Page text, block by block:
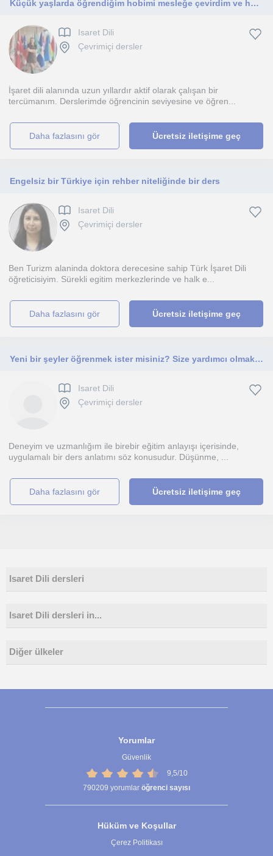
Küçük yaşlarda öğrendiğim hobimi mesleğe çevirdim ve her yaş grubuna İşaret Dili’ni öğretmekten keyif alıyorum.
Isaret Dili
Çevrimiçi dersler
İşaret dili alanında uzun yıllardır aktif olarak çalışan bir
tercümanım. Derslerimde öğrencinin seviyesine ve öğren...
daha fazlasını gör Ücretsiz iletişime geç
Engelsiz bir Türkiye için rehber niteliğinde bir ders
Isaret Dili
Çevrimiçi dersler
Ben Turizm alaninda doktora derecesine sahip Türk İşaret Dili
öğreticisiyim. Sürekli egitim merkezlerinde ve halk e...
daha fazlasını gör Ücretsiz iletişime geç
Yeni bir şeyler öğrenmek ister misiniz? Size yardımcı olmaktan mutluluk duyarım.
Isaret Dili
Çevrimiçi dersler
Deneyim ve uzmanlığım ile birebir eğitim anlayışı içerisinde,
uygulamalı bir ders anlatımı söz konusudur. Düşünme, ...
daha fazlasını gör Ücretsiz iletişime geç
Isaret Dili dersleri
Isaret Dili dersleri in...
Diğer ülkeler
Yorumlar
Güvenlik
9,5/10
790209 yorumlar öğrenci sayısı
Hüküm ve Koşullar
Çerez Politikası